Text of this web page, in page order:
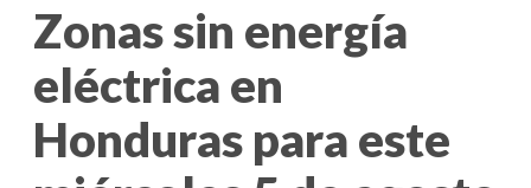
Zonas sin energía
eléctrica en
Honduras para este